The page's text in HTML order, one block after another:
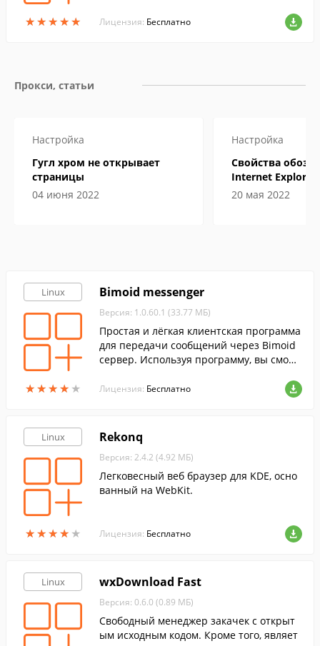
★★★★★
★★★★★ Лицензия: Бесплатно
Прокси, статьи
Настройка
Гугл хром не открывает
страницы
04 июня 2022
Настройка
Свойства
Internet Explorer
находится
20 мая 2022
Linux
★★★★ ★
★★★★ ★
Bimoid messenger
Версия: 1.0.60.1 (33.77 МБ)
Простая и лёгкая клиентская программа
для передачи сообщений через Bimoid
сервер. Используя программу, вы сможе
ру в вашей или любой другой сети.
Лицензия: Бесплатно
Linux
★★★★ ★
★★★★ ★
Rekonq
Версия: 2.4.2 (4.92 МБ)
Легковесный веб браузер для KDE, осно
ванный на WebKit.
Лицензия: Бесплатно
Linux wxDownload Fast
Версия: 0.6.0 (0.89 МБ)
Свободный менеджер закачек с открыт
ым исходным кодом. Кроме того, являет